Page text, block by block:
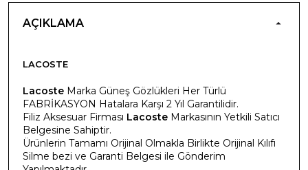
AÇIKLAMA
LACOSTE
Lacoste Marka Güneş Gözlükleri Her Türlü
FABRİKASYON Hatalara Karşı 2 Yıl Garantilidir.
Filiz Aksesuar Firması Lacoste Markasının Yetkili Satıcı
Belgesine Sahiptir.
Ürünlerin Tamamı Orijinal Olmakla Birlikte Orijinal Kılıfı
Silme bezi ve Garanti Belgesi ile Gönderim